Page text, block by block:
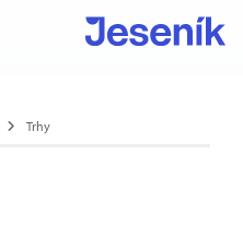
Trhy